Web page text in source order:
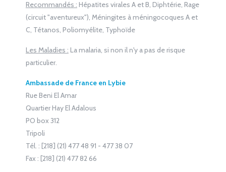
Recommandés : Hépatites virales A et B, Diphtérie, Rage
(circuit "aventureux"), Méningites à méningocoques A et
C, Tétanos, Poliomyélite, Typhoïde
Les Maladies : La malaria, si non il n'y a pas de risque
particulier.
Ambassade de France en Lybie
Rue Beni El Amar
Quartier Hay El Adalous
PO box 312
Tripoli
Tél. : [218] (21) 477 48 91 - 477 38 07
Fax : [218] (21) 477 82 66